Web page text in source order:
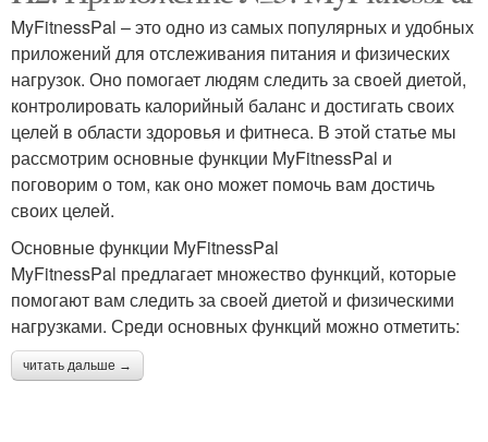
MyFitnessPal – это одно из самых популярных и удобных
приложений для отслеживания питания и физических
нагрузок. Оно помогает людям следить за своей диетой,
контролировать калорийный баланс и достигать своих
целей в области здоровья и фитнеса. В этой статье мы
рассмотрим основные функции MyFitnessPal и
поговорим о том, как оно может помочь вам достичь
своих целей.
Основные функции MyFitnessPal
MyFitnessPal предлагает множество функций, которые
помогают вам следить за своей диетой и физическими
нагрузками. Среди основных функций можно отметить:
читать дальше →